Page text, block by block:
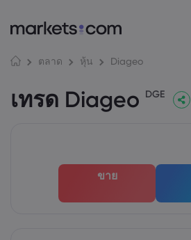
ตลาด หุ้น Diageo
เทรด Diageo DGE
ขาย